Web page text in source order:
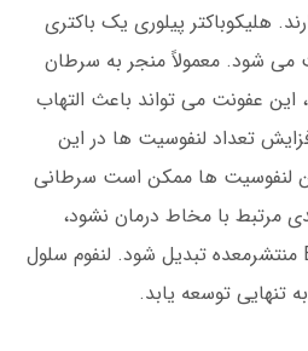
هلیکوباکتر پیلوری یک باکتری
شود. معمولاً منجر به سرطان
این عفونت می تواند باعث التهاب
تعداد لنفوسیت ها در این
لنفوسیت ها ممکن است سرطانی
مرتبط با مخاط درمان نشود،
ممکن است به لنفوم سلول B منتشرمعده تبدیل شود. لنفوم سلول